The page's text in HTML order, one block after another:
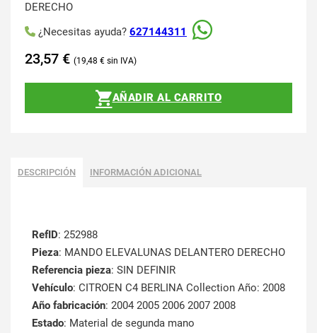
DERECHO
¿Necesitas ayuda? 627144311
23,57 € 19,48 €
AÑADIR AL CARRITO
DESCRIPCIÓN INFORMACIÓN ADICIONAL
RefID: 252988
Pieza: MANDO ELEVALUNAS DELANTERO DERECHO
Referencia pieza: SIN DEFINIR
Vehículo: CITROEN C4 BERLINA Collection Año: 2008
Año fabricación: 2004 2005 2006 2007 2008
Estado: Material de segunda mano